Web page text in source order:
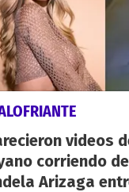
videos
corriendo
Arizaga